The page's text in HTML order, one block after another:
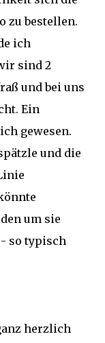
zu bestellen.
ich
sind 2
und bei uns
Ein
gewesen.
und die
um sie
so typisch
herzlich